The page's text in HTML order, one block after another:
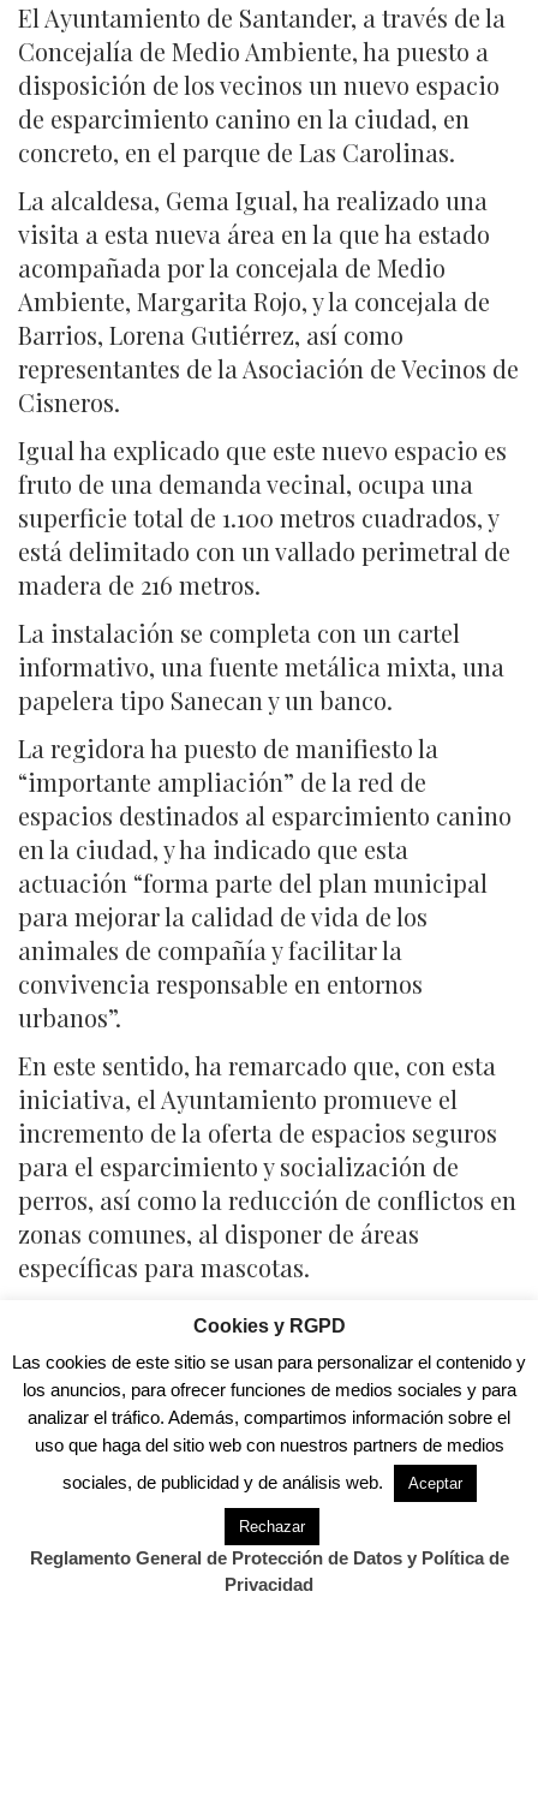
El Ayuntamiento de Santander, a través de la
Concejalía de Medio Ambiente, ha puesto a
disposición de los vecinos un nuevo espacio
de esparcimiento canino en la ciudad, en
concreto, en el parque de Las Carolinas.
La alcaldesa, Gema Igual, ha realizado una
visita a esta nueva área en la que ha estado
acompañada por la concejala de Medio
Ambiente, Margarita Rojo, y la concejala de
Barrios, Lorena Gutiérrez, así como
representantes de la Asociación de Vecinos de
Cisneros.
Igual ha explicado que este nuevo espacio es
fruto de una demanda vecinal, ocupa una
superficie total de 1.100 metros cuadrados, y
está delimitado con un vallado perimetral de
madera de 216 metros.
La instalación se completa con un cartel
informativo, una fuente metálica mixta, una
papelera tipo Sanecan y un banco.
La regidora ha puesto de manifiesto la
“importante ampliación” de la red de
espacios destinados al esparcimiento canino
en la ciudad, y ha indicado que esta
actuación “forma parte del plan municipal
para mejorar la calidad de vida de los
animales de compañía y facilitar la
convivencia responsable en entornos
urbanos”.
En este sentido, ha remarcado que, con esta
iniciativa, el Ayuntamiento promueve el
incremento de la oferta de espacios seguros
para el esparcimiento y socialización de
perros, así como la reducción de conflictos en
zonas comunes, al disponer de áreas
específicas para mascotas.
También se contribuye al fomento del
bienestar animal, proporcionando un
entorno adecuado para el ejercicio y la
interacción, y se mejora de la imagen urbana,
al integrar zonas caninas en parques
consolidados y accesibles
“Con esta ampliación, la ciudad avanza hacia
un modelo más inclusivo y sostenible,
atendiendo las demandas ciudadanas y
Cookies y RGPD
Las cookies de este sitio se usan para personalizar el contenido y
los anuncios, para ofrecer funciones de medios sociales y para
analizar el tráfico. Además, compartimos información sobre el
uso que haga del sitio web con nuestros partners de medios
sociales, de publicidad y de análisis web.
Aceptar
Rechazar
Reglamento General de Protección de Datos y Política de
Privacidad